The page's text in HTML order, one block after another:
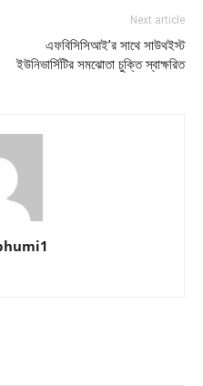
Next article
এফবিসিসিআই’র সাথে সাউথইস্ট
ইউনিভার্সিটির সমঝোতা চুক্তি স্বাক্ষরিত